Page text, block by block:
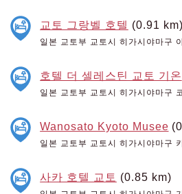
교토 그랑벨 호텔 (0.91 km)
일본 교토부 교토시 히가시야마구
호텔 더 셀레스틴 교토 기온
일본 교토부 교토시 히가시야마구
Wanosato Kyoto Musee
일본 교토부 교토시 히가시야마구
사카 호텔 교토 (0.85 km)